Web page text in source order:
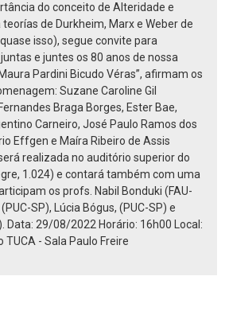
do conceito de Alteridade e
de Durkheim, Marx e Weber de
isso), segue convite para
e juntes os 80 anos de nossa
Pardini Bicudo Véras”, afirmam os
Suzane Caroline Gil
Braga Borges, Ester Bae,
Carneiro, José Paulo Ramos dos
Effgen e Maíra Ribeiro de Assis
realizada no auditório superior do
1.024) e contará também com uma
os profs. Nabil Bonduki (FAU-
SP), Lúcia Bógus, (PUC-SP) e
Data: 29/08/2022 Horário: 16h00 Local:
- Sala Paulo Freire